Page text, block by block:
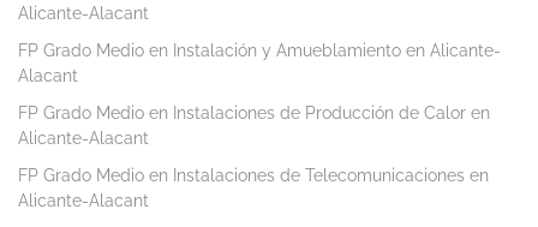
Alicante-Alacant
FP Grado Medio en Instalación y Amueblamiento en Alicante-
Alacant
FP Grado Medio en Instalaciones de Producción de Calor en
Alicante-Alacant
FP Grado Medio en Instalaciones de Telecomunicaciones en
Alicante-Alacant